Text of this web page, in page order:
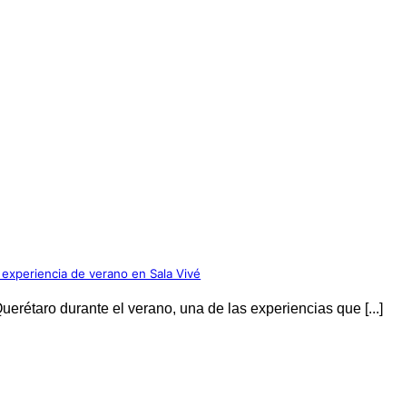
de verano en Sala Vivé
durante el verano, una de las experiencias que [...]